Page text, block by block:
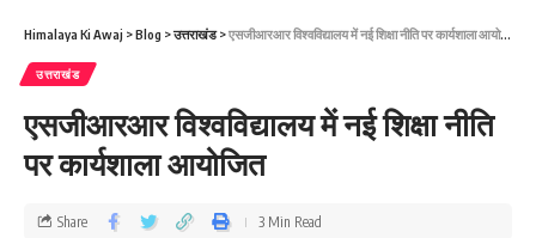
Himalaya Ki Awaj >Blog >उत्तराखंड>एसजीआरआर विश्वविद्यालय में नई शिक्षा नीति पर कार्यशाला आयोजित
उत्तराखंड
एसजीआरआर विश्वविद्यालय में नई शिक्षा नीति
पर कार्यशाला आयोजित
Share 3 Min Read